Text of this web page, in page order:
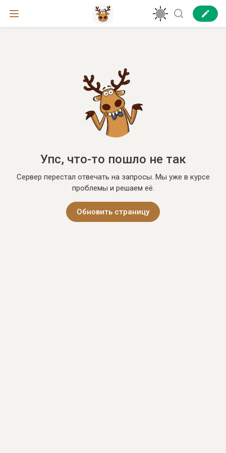
Упс, что-то пошло не так
Сервер перестал отвечать на запросы. Мы уже в курсе
проблемы и решаем её.
Обновить страницу